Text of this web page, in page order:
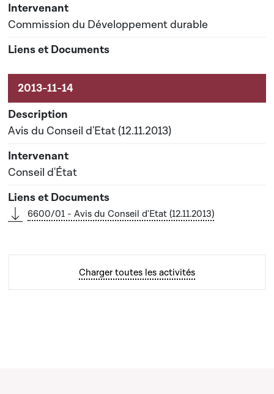
Commission du Développement durable
Avis du Conseil d'Etat (12.11.2013)
Conseil d'État
6600/01 - Avis du Conseil d'Etat (12.11.2013)
Charger toutes les activités